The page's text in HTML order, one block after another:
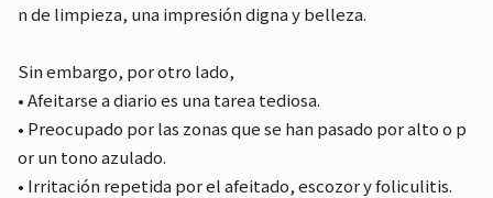
n de limpieza, una impresión digna y belleza.
Sin embargo, por otro lado,
• Afeitarse a diario es una tarea tediosa.
• Preocupado por las zonas que se han pasado por alto o p
or un tono azulado.
• Irritación repetida por el afeitado, escozor y foliculitis.